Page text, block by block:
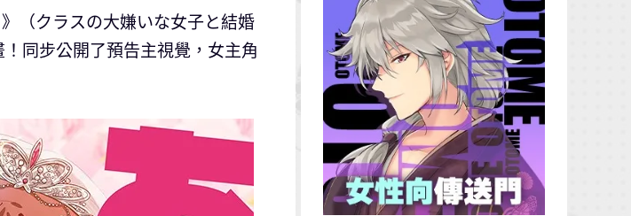
（クラスの大嫌いな女子と結婚
同步公開了預告主視覺，女主角